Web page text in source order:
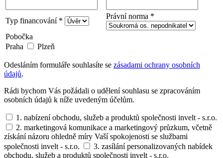
Typ financování *
Právní norma *
Pobočka
Praha
Plzeň
Odesláním formuláře souhlasíte se zásadami ochrany osobních
údajů.
Rádi bychom Vás požádali o udělení souhlasu se zpracováním
osobních údajů k níže uvedeným účelům.
1. nabízení obchodu, služeb a produktů společnosti invelt - s.r.o.
2. marketingová komunikace a marketingový průzkum, včetně
získání názoru ohledně míry Vaší spokojenosti se službami
společnosti invelt - s.r.o.
3. zasílání personalizovaných nabídek
obchodu, služeb a produktů společnosti invelt - s.r.o.